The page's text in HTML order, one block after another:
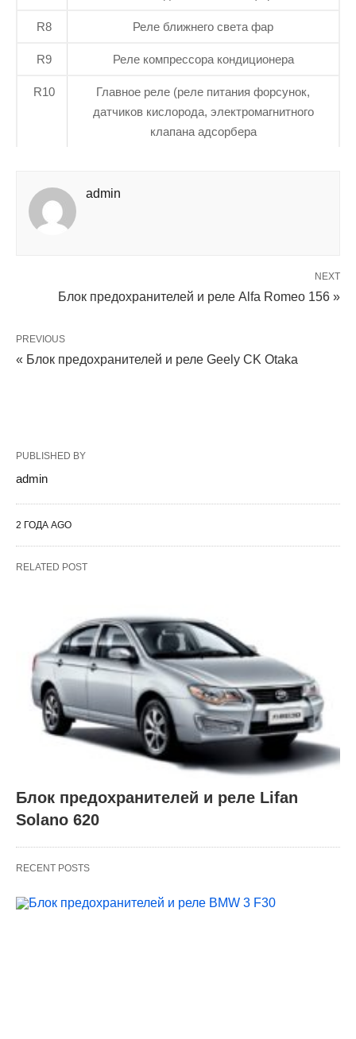
R8 Реле ближнего света фар
R9 Реле компрессора кондиционера
R10
Главное реле (реле питания форсунок,
датчиков кислорода, электромагнитного
клапана адсорбера
admin
NEXT
Блок предохранителей и реле Alfa Romeo 156 »
PREVIOUS
« Блок предохранителей и реле Geely CK Otaka
PUBLISHED BY
admin
2 ГОДА AGO
RELATED POST
Блок предохранителей и реле Lifan
Solano 620
RECENT POSTS